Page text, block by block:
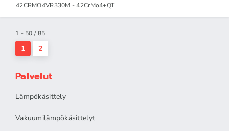
42CRMO4VR330M - 42CrMo4+QT
1 - 50 / 85
1 2
Palvelut
Lämpökäsittely
Vakuumilämpökäsittelyt